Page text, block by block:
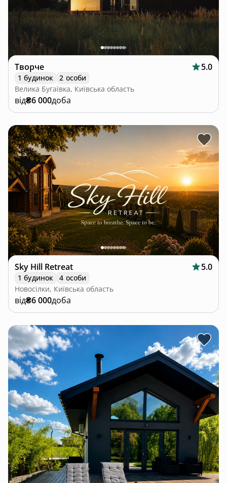
Творче 5.0
1 будинок
2 особи
Велика Бугаївка, Київська область
від₴6 000доба
Sky Hill Retreat 5.0
1 будинок
4 особи
Новосілки, Київська область
від₴6 000доба